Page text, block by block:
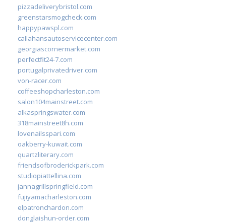
pizzadeliverybristol.com
greenstarsmogcheck.com
happypawspl.com
callahansautoservicecenter.com
georgiascornermarket.com
perfectfit24-7.com
portugalprivatedriver.com
von-racer.com
coffeeshopcharleston.com
salon104mainstreet.com
alkaspringswater.com
318mainstreet8h.com
lovenailsspari.com
oakberry-kuwait.com
quartzliterary.com
friendsofbroderickpark.com
studiopiattellina.com
jannagrillspringfield.com
fujiyamacharleston.com
elpatronchardon.com
donglaishun-order.com